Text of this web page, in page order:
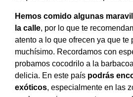
Hemos comido algunas
la calle, por lo que te
atento a lo que ofrecen ya que te
muchísimo. Recordamos con
probamos cocodrilo a la
delicia. En este país podrás
exóticos, especialmente en las